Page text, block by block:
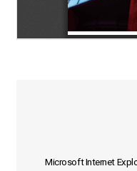
Microsoft Internet